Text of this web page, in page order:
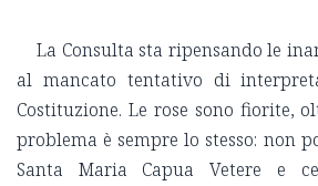
La Consulta sta ripensando le
al mancato tentativo di
Costituzione. Le rose sono fiorite,
problema è sempre lo stesso: non
Santa Maria Capua Vetere e